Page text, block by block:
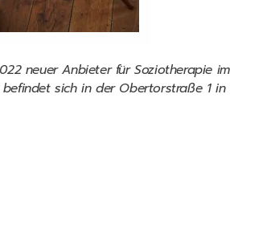
neuer Anbieter für Soziotherapie im
sich in der Obertorstraße 1 in